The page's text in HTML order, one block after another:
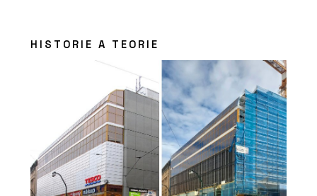
HISTORIE A TEORIE